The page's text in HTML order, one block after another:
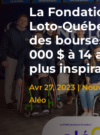
La
Loto-
des
000 $ à 14
plus
Avr 27, 2023 |
Aléo